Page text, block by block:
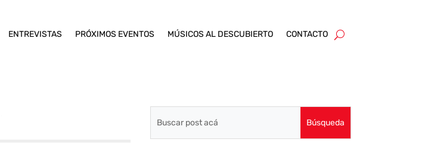
ENTREVISTAS PRÓXIMOS EVENTOS MÚSICOS AL DESCUBIERTO CONTACTO